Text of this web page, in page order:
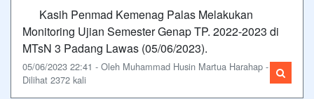
Kasih Penmad Kemenag Palas Melakukan
Monitoring Ujian Semester Genap TP. 2022-2023 di
MTsN 3 Padang Lawas (05/06/2023).
05/06/2023 22:41 - Oleh Muhammad Husin Martua Harahap -
Dilihat 2372 kali